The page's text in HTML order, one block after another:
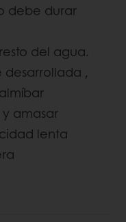
debe durar
del agua.
desarrollada ,
amasar
lenta